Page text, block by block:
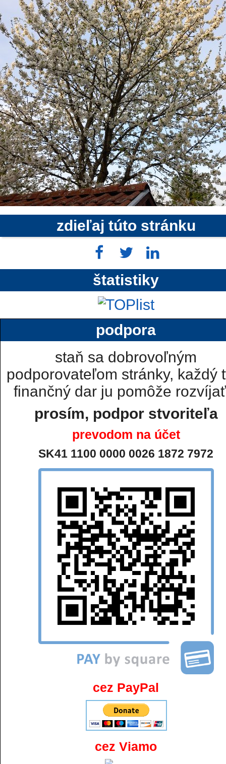
zdieľaj túto stránku
štatistiky
podpora
staň sa dobrovoľným
podporovateľom stránky, každý
finančný dar ju pomôže
prosím, podpor stvoriteľa
prevodom na účet
SK41 1100 0000 0026 1872 7972
cez PayPal
cez Viamo